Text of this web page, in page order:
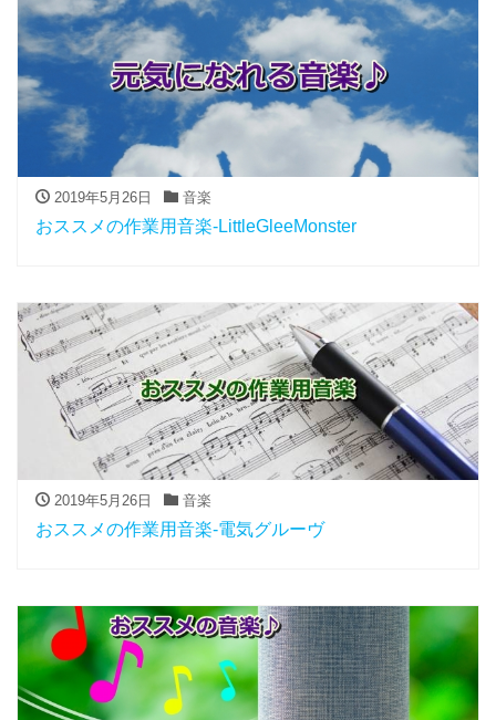
2019年5月26日 音楽
おススメの作業用音楽-LittleGleeMonster
2019年5月26日 音楽
おススメの作業用音楽-電気グルーヴ